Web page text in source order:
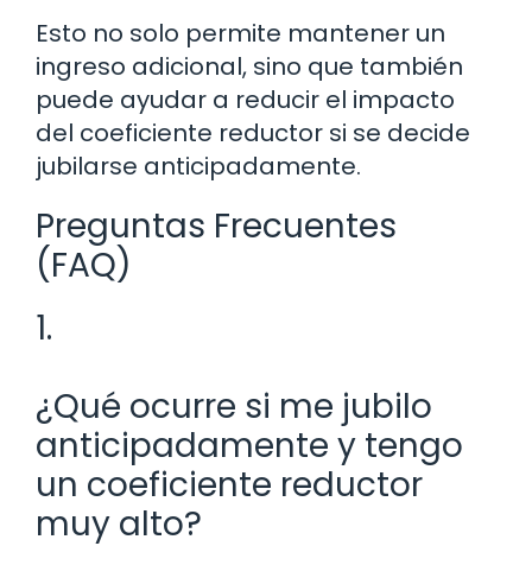
Esto no solo permite mantener un
ingreso adicional, sino que también
puede ayudar a reducir el impacto
del coeficiente reductor si se decide
jubilarse anticipadamente.
Preguntas Frecuentes
(FAQ)
1.
¿Qué ocurre si me jubilo
anticipadamente y tengo
un coeficiente reductor
muy alto?